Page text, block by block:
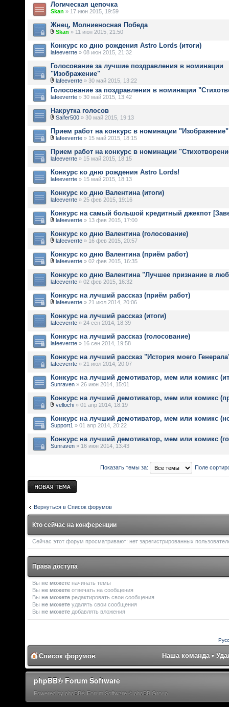
Логическая цепочка
Skan » 17 июн 2015, 19:59
Жнец, Молниеносная Победа
Skan » 11 июн 2015, 21:50
Конкурс ко дню рождения Astro Lords (итоги)
lafeeverrte » 08 июн 2015, 21:32
Голосование за лучшие поздравления в номинации
"Изображение"
lafeeverrte » 30 май 2015, 13:22
Голосование за поздравления в номинации
lafeeverrte » 30 май 2015, 13:42
Накрутка голосов
Saifer500 » 30 май 2015, 19:13
Прием работ на конкурс в номинации "Изображение"
lafeeverrte » 15 май 2015, 18:15
Прием работ на конкурс в номинации
lafeeverrte » 15 май 2015, 18:15
Конкурс ко дню рождения Astro Lords!
lafeeverrte » 15 май 2015, 18:13
Конкурс ко дню Валентина (итоги)
lafeeverrte » 25 фев 2015, 19:16
Конкурс на самый большой кредитный джекпот
lafeeverrte » 13 фев 2015, 17:00
Конкурс ко дню Валентина (голосование)
lafeeverrte » 16 фев 2015, 20:57
Конкурс ко дню Валентина (приём работ)
lafeeverrte » 02 фев 2015, 16:35
Конкурс ко дню Валентина "Лучшее признание в
lafeeverrte » 02 фев 2015, 16:32
Конкурс на лучший рассказ (приём работ)
lafeeverrte » 21 июл 2014, 20:06
Конкурс на лучший рассказ (итоги)
lafeeverrte » 24 сен 2014, 18:39
Конкурс на лучший рассказ (голосование)
lafeeverrte » 16 сен 2014, 19:58
Конкурс на лучший рассказ "История моего
lafeeverrte » 21 июл 2014, 20:07
Конкурс на лучший демотиватор, мем или комикс
Sunraven » 26 июн 2014, 15:01
Конкурс на лучший демотиватор, мем или комикс
vellochi » 01 апр 2014, 18:19
Конкурс на лучший демотиватор, мем или комикс
Support1 » 01 апр 2014, 20:22
Конкурс на лучший демотиватор, мем или комикс
Sunraven » 16 июн 2014, 13:43
Показать темы за: Поле
Новая тема
Вернуться в Список форумов
Кто сейчас на конференции
Сейчас этот форум просматривают: нет зарегистрированных
Права доступа
Вы не можете начинать темы
Вы не можете отвечать на сообщения
Вы не можете редактировать свои сообщения
Вы не можете удалять свои сообщения
Вы не можете добавлять вложения
Список форумов Наша команда •
phpBB® Forum Software
Powered by phpBB® Forum Software © phpBB Group